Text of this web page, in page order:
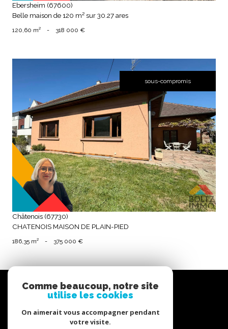
Ebersheim (67600)
Belle maison de 120 m² sur 30.27 ares
120,60 m² - 318 000 €
sous-compromis
voir le bien
Châtenois (67730)
CHATENOIS MAISON DE PLAIN-PIED
186,35 m² - 375 000 €
Nous
suivre
Comme beaucoup, notre site
utilise les cookies
On aimerait vous accompagner pendant
votre visite.